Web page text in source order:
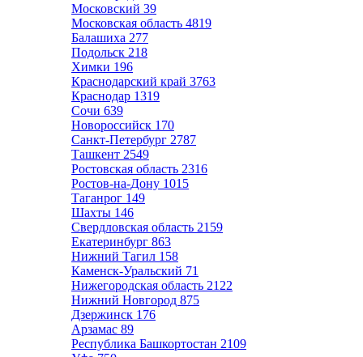
Московский 39
Московская область 4819
Балашиха 277
Подольск 218
Химки 196
Краснодарский край 3763
Краснодар 1319
Сочи 639
Новороссийск 170
Санкт-Петербург 2787
Ташкент 2549
Ростовская область 2316
Ростов-на-Дону 1015
Таганрог 149
Шахты 146
Свердловская область 2159
Екатеринбург 863
Нижний Тагил 158
Каменск-Уральский 71
Нижегородская область 2122
Нижний Новгород 875
Дзержинск 176
Арзамас 89
Республика Башкортостан 2109